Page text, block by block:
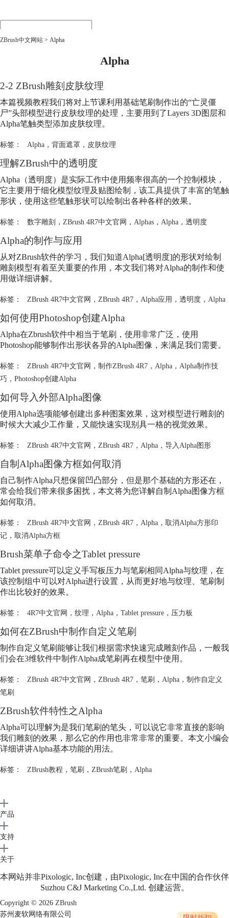
首页
行业
培训
渲染
ZBrush中文网站 > Alpha
Alpha
2-2 ZBrush雕刻皮肤纹理
本篇视频教程我们将对上节课利用基础笔刷制作出的“亡灵僵
尸”头部模型进行皮肤纹理的处理，主要用到了Layers 3D图层和
Alpha笔触类型添加皮肤纹理。
标签： Alpha， 背面遮罩 ， 皮肤纹理
理解ZBrush中的透明度
Alpha （透明度）是实际工作中使用频率很高的一个控制模块，
它主要用于细化模型纹理及贴图绘制，该工具提供了丰富的笔触
形状，使用这些笔触形状可以绘制出各种各样的效果。
标签： 数字雕刻 ， ZBrush 4R7中文官网 ， Alphas， Alpha， 透明度
Alpha的制作与应用
从对ZBrush软件的学习，我们知道Alpha[透明度]的形状对绘制
雕刻模型有着至关重要的作用，本文我们将对Alpha的制作和使
用做详细讲解。
标签： ZBrush 4R7中文官网 ， ZBrush 4R7， Alpha应用 ， 透明度， Alpha
如何使用Photoshop创建Alpha
Alpha在Zbrush软件中相当于笔刷，使用非常广泛，使用
Photoshop能够制作出形状各异的Alpha图像，来满足我们需要。
标签： ZBrush 4R7中文官网 ， 制作ZBrush 4R7， Alpha， Alpha制作技
巧 ， Photoshop创建Alpha
如何导入外部Alpha图像
使用 Alpha选项能够创建出多种图案效果，这对模型进行雕刻的
时候大大减少工作量，又能快速实现别具一格的视觉效果。
标签： ZBrush 4R7中文官网 ， ZBrush 4R7， Alpha， 导入Alpha图形
自制 Alpha图像方框如何取消
自己制作Alpha 只想保留凹凸部分，但是那个基础的方形还在，
常会给我们带来很多困扰，本文将为您详解自制 Alpha图像方框
如何取消。
标签： ZBrush 4R7中文官网 ， ZBrush 4R7， Alpha， 取消Alpha方形印
记 ， 取消Alpha方框
Brush菜单子命令之Tablet pressure
Tablet pressure可以定义手写板压力与笔刷相同 Alpha与纹理，在
该控制组中可以对Alpha进行设置，从而更好地与纹理、笔刷制
作出比较好的效果。
标签： 4R7中文官网 ， 纹理 ， Alpha， Tablet pressure， 压力板
如何在ZBrush中制作自定义笔刷
制作自定义笔刷能够让我们根据需求快速完成雕刻作品，一般我
们会在3维软件中制作Alpha成笔刷再在模型中使用。
标签： ZBrush 4R7中文官网 ， ZBrush 4R7， 笔刷 ， Alpha， 制作自定义
笔刷
ZBrush软件特性之Alpha
Alpha可以理解为是我们笔刷的笔头，可以说它非常直接的影响
我们雕刻的效果，那么它的作用也非常非常的重要。本文小编会
详细讲讲Alpha基本功能的用法。
标签： ZBrush教程 ， 笔刷 ， ZBrush笔刷 ， Alpha
产品
支持
关于
本网站并非Pixologic, Inc创建，由Pixologic, Inc在中国的合作伙伴
Suzhou C&J Marketing Co.,Ltd. 创建运营。
Copyright © 2026 ZBrush
苏州麦软网络有限公司